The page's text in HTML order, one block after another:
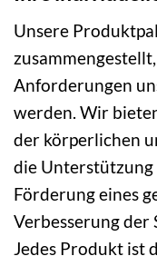
Unsere
Anforderungen
werden. Wir
der körperlichen
die Unterstützung
Förderung eines
Verbesserung der
Jedes Produkt ist